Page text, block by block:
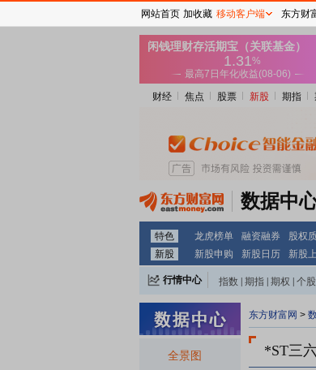
财经 焦点 股票 新股 期指
数据中
特色 龙虎榜单 融资融券 股权
新股
新股申购 新股日历 新股
行情中心 指数 期指 期权 个股
全景图
东方财富网 >
*ST三
网站首页 加收藏 移动客户端 东方财